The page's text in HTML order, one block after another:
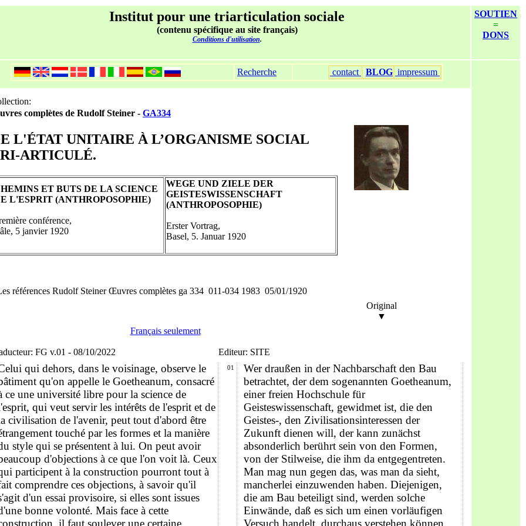
Institut pour une triarticulation sociale
(contenu spécifique au site français)
Conditions d'utilisation.
SOUTIEN
=
DONS
Recherche contact BLOG impressum
complètes de Rudolf Steiner - GA334
L'ÉTAT UNITAIRE À L’ORGANISME SOCIAL
ARTICULÉ.
ET BUTS DE LA SCIENCE
L'ESPRIT (ANTHROPOSOPHIE)
conférence,
5 janvier 1920
WEGE UND ZIELE DER
GEISTESWISSENSCHAFT
(ANTHROPOSOPHIE)
Erster Vortrag,
Basel, 5. Januar 1920
références Rudolf Steiner Œuvres complètes ga 334 011-034 1983 05/01/1920
Français seulement
Original
▼
FG v.01 - 08/10/2022 Editeur: SITE
qui dehors, dans le voisinage, observe le
qu'on appelle le Goetheanum, consacré
ce une université libre pour la science de
qui veut servir les intérêts de l'esprit et de
civilisation de l'avenir, peut tout d'abord être
touché par les formes et la manière
style qui se présentent à lui. On peut avoir
d'objections à ce que l'on voit là. Ceux
participent à la construction pourront tout à
comprendre ces objections, à savoir qu'il
d'un essai provisoire, si elles sont issues
bonne volonté. Mais face à cette
il faut soulever une certaine
01
Wer draußen in der Nachbarschaft den Bau
betrachtet, der dem sogenannten Goetheanum,
einer freien Hochschule für
Geisteswissenschaft, gewidmet ist, die den
Geistes-, den Zivilisationsinteres­sen der
Zukunft dienen will, der kann zunächst
absonderlich be­rührt sein von den Formen,
von der Stilweise, die ihm da entgegen­treten.
Man mag nun gegen das, was man da sieht,
mancherlei einzuwenden haben. Diejenigen,
die am Bau beteiligt sind, werden solche
Einwände, daß es sich um einen vorläufigen
Versuch handelt, durchaus verstehen können,